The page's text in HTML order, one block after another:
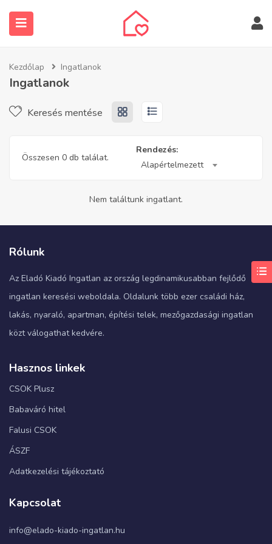
Kezdőlap Ingatlanok
Ingatlanok
Keresés mentése
Összesen 0 db találat.
Rendezés:
Alapértelmezett
Nem találtunk ingatlant.
Rólunk
Az Eladó Kiadó Ingatlan az ország legdinamikusabban fejlődő
ingatlan keresési weboldala. Oldalunk több ezer családi ház,
lakás, nyaraló, apartman, építési telek, mezőgazdasági ingatlan
közt válogathat kedvére.
Hasznos linkek
CSOK Plusz
Babaváró hitel
Falusi CSOK
ÁSZF
Adatkezelési tájékoztató
Kapcsolat
info@elado-kiado-ingatlan.hu